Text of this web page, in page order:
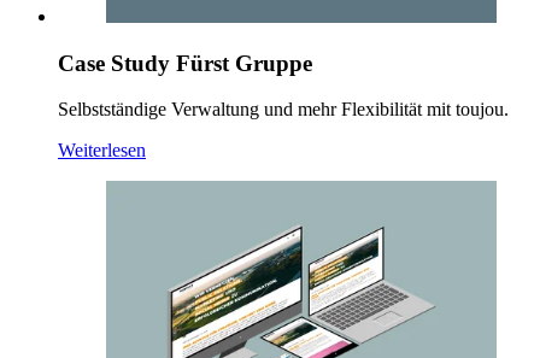
Case Study Fürst Gruppe
Selbstständige Verwaltung und mehr Flexibilität mit toujou.
Weiterlesen